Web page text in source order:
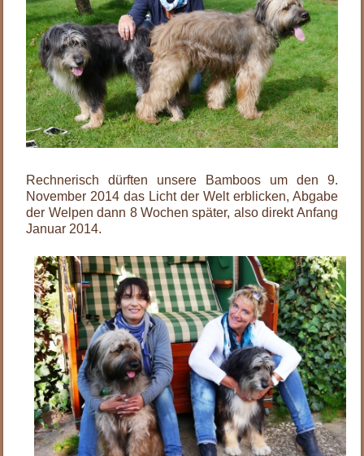
Rechnerisch dürften unsere Bamboos um den 9.
November 2014 das Licht der Welt erblicken, Abgabe
der Welpen dann 8 Wochen später, also direkt Anfang
Januar 2014.